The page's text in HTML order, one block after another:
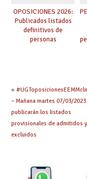
OPOSICIONES 2026:
Publicados listados
definitivos de
personas
«
– Mañana martes 07/03/
publicarán los listados
provisionales de admitidos y
excluidos